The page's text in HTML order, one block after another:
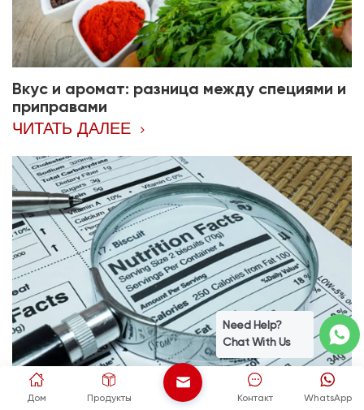
Вкус и аромат: разница между специями и
приправами
ЧИТАТЬ ДАЛЕЕ
Дом Продукты WhatsApp
Контакт
Need Help?
Chat With Us